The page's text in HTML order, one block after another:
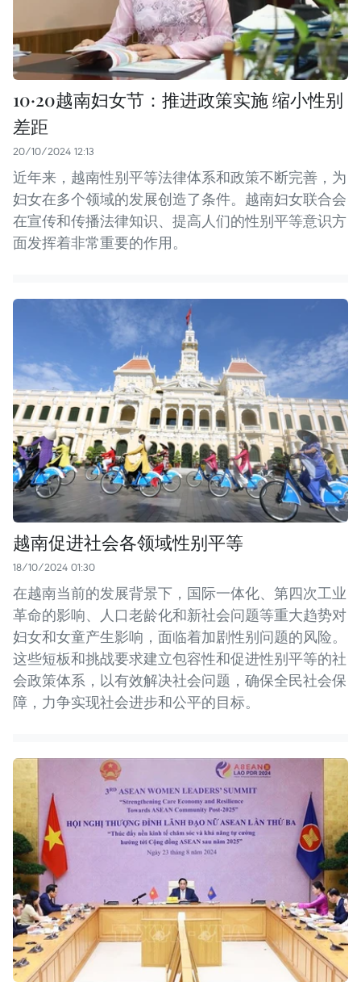
10·20越南妇女节：推进政策实施 缩小性别
差距
20/10/2024 12:13
近年来，越南性别平等法律体系和政策不断完善，为
妇女在多个领域的发展创造了条件。越南妇女联合会
在宣传和传播法律知识、提高人们的性别平等意识方
面发挥着非常重要的作用。
越南促进社会各领域性别平等
18/10/2024 01:30
在越南当前的发展背景下，国际一体化、第四次工业
革命的影响、人口老龄化和新社会问题等重大趋势对
妇女和女童产生影响，面临着加剧性别问题的风险。
这些短板和挑战要求建立包容性和促进性别平等的社
会政策体系，以有效解决社会问题，确保全民社会保
障，力争实现社会进步和公平的目标。